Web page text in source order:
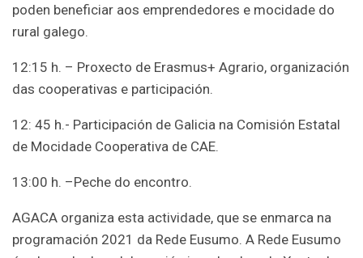
poden beneficiar aos emprendedores e mocidade do
rural galego.
12:15 h. – Proxecto de Erasmus+ Agrario, organización
das cooperativas e participación.
12: 45 h.- Participación de Galicia na Comisión Estatal
de Mocidade Cooperativa de CAE.
13:00 h. –Peche do encontro.
AGACA organiza esta actividade, que se enmarca na
programación 2021 da Rede Eusumo. A Rede Eusumo